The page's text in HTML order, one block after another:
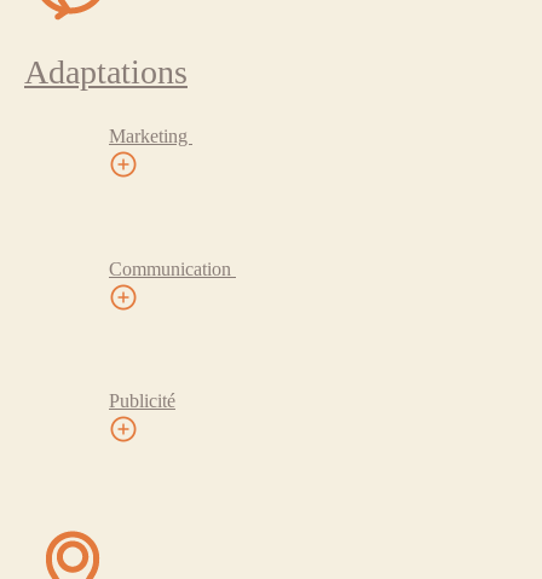
Adaptations
Marketing
Communication
Publicité